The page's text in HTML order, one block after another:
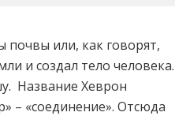
или, как говорят,
и создал тело человека.
Название Хеврон
– «соединение». Отсюда